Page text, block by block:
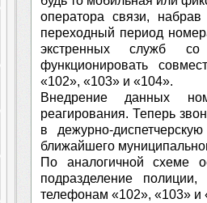
оператора связи,
переходный период
экстренных служб со
функционировать
«102», «103» и «104».
Внедрение данных
реагирования. Теперь
в дежурно-
ближайшего
По аналогичной схеме
подразделение
телефонам «102», «103» и